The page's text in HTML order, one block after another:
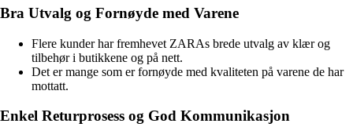
Bra Utvalg og Fornøyde med Varene
Flere kunder har fremhevet ZARAs brede utvalg av klær og
tilbehør i butikkene og på nett.
Det er mange som er fornøyde med kvaliteten på varene de har
mottatt.
Enkel Returprosess og God Kommunikasjon